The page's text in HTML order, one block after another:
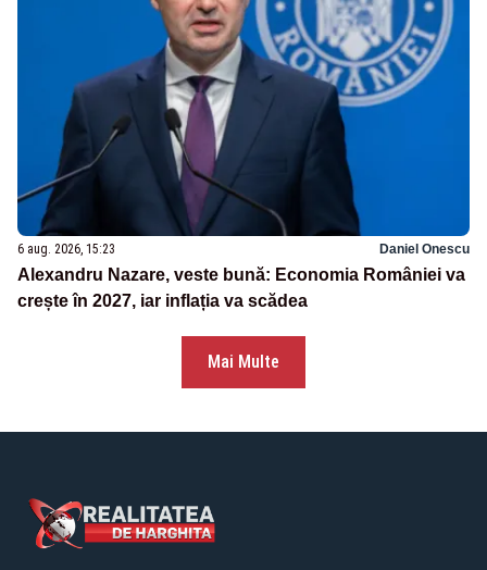
6 aug. 2026, 15:23 Daniel Onescu
Alexandru Nazare, veste bună: Economia României va
crește în 2027, iar inflația va scădea
Mai Multe